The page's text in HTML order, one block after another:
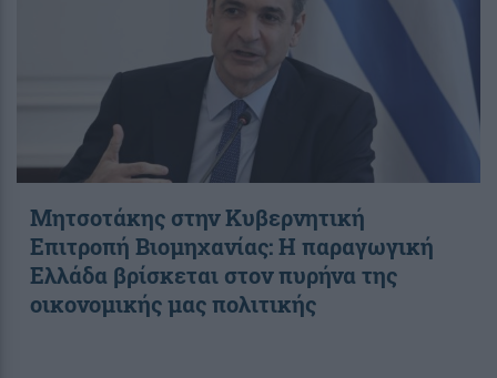
Μητσοτάκης στην Κυβερνητική
Επιτροπή Βιομηχανίας: Η παραγωγική
Ελλάδα βρίσκεται στον πυρήνα της
οικονομικής μας πολιτικής